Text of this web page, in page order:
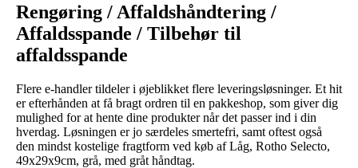
Rengøring / Affaldshåndtering /
Affaldsspande / Tilbehør til
affaldsspande
Flere e-handler tildeler i øjeblikket flere leveringsløsninger. Et hit
er efterhånden at få bragt ordren til en pakkeshop, som giver dig
mulighed for at hente dine produkter når det passer ind i din
hverdag. Løsningen er jo særdeles smertefri, samt oftest også
den mindst kostelige fragtform ved køb af Låg, Rotho Selecto,
49x29x9cm, grå, med gråt håndtag.